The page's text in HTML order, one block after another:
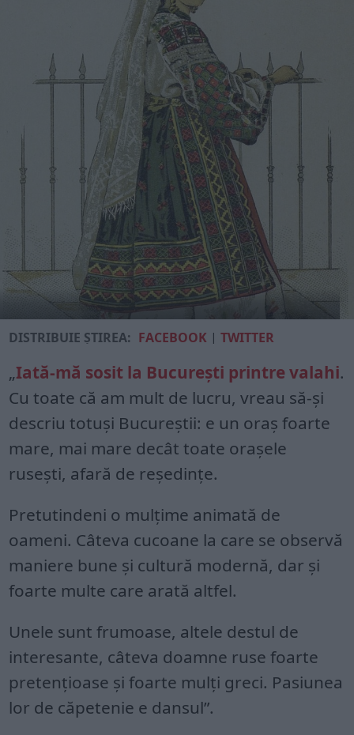
DISTRIBUIE ȘTIREA: FACEBOOK |TWITTER
„Iată-mă sosit la București printre valahi.
Cu toate că am mult de lucru, vreau să-și
descriu totuși Bucureștii: e un oraș foarte
mare, mai mare decât toate orașele
rusești, afară de reședințe.
Pretutindeni o mulțime animată de
oameni. Câteva cucoane la care se observă
maniere bune și cultură modernă, dar și
foarte multe care arată altfel.
Unele sunt frumoase, altele destul de
interesante, câteva doamne ruse foarte
pretențioase și foarte mulți greci. Pasiunea
lor de căpetenie e dansul”.